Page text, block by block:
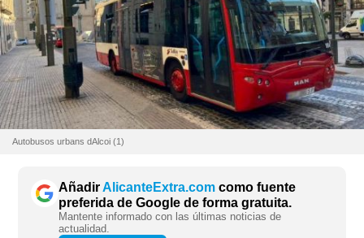
Autobusos urbans dAlcoi (1)
AñadirAlicanteExtra.com como fuente
preferida de Google de forma gratuita.
Mantente informado con las últimas noticias de
actualidad.